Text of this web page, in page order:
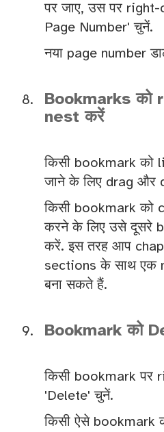
पर जाए, उस पर
Page Number' चुनें.
नया page number
Bookmarks को
nest करें
किसी bookmark को
जाने के लिए drag और
किसी bookmark को
करने के लिए उसे दूसरे
करें. इस तरह आप
sections के साथ एक
बना सकते हैं.
Bookmark को
किसी bookmark
'Delete' चुनें.
किसी ऐसे bookmark